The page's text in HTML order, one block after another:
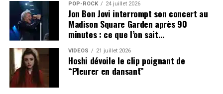
POP-ROCK 24 juillet 2026
Jon Bon Jovi interrompt son concert au
Madison Square Garden après 90
minutes : ce que l’on sait…
VIDEOS 21 juillet 2026
Hoshi dévoile le clip poignant de
“Pleurer en dansant”